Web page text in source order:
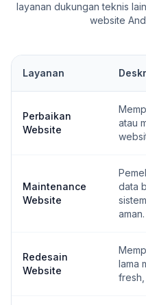
layanan dukungan teknis
website
Layanan
Perbaikan
Website
atau
Maintenance
Website
data
aman.
Redesain
Website
lama